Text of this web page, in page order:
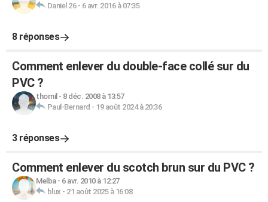
Daniel 26- 6 avr. 2016 à 07:35
8 réponses
Comment enlever du double-face collé sur du
PVC ?
thornil - 8 déc. 2008 à 13:57
Paul-Bernard - 19 août 2024 à 20:36
3 réponses
Comment enlever du scotch brun sur du PVC ?
Melba- 6 avr. 2010 à 12:27
blux - 21 août 2025 à 16:08